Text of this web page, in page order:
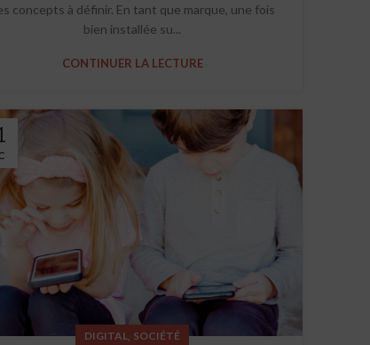
concepts à définir. En tant que marque, une fois
bien installée su...
CONTINUER LA LECTURE
DIGITAL , SOCIÉTÉ